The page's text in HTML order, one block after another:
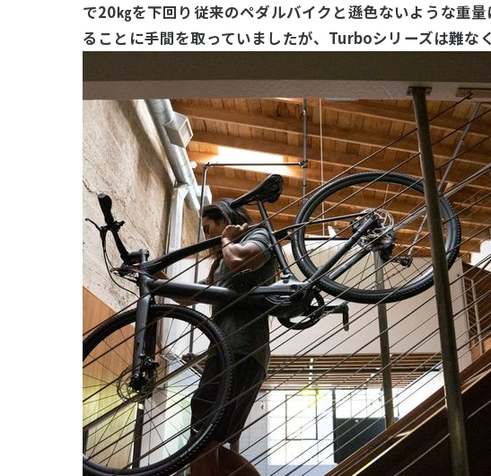
で20㎏を下回り従来のペダルバイクと遜色ないような重
ることに手間を取っていましたが、Turboシリーズは難な